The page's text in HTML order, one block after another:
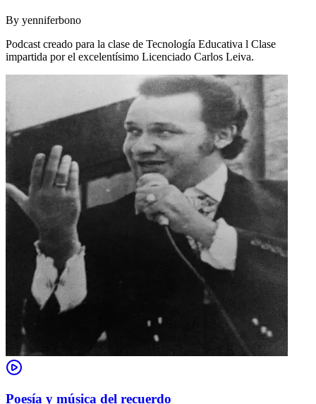
By yenniferbono
Podcast creado para la clase de Tecnología Educativa l Clase
impartida por el excelentísimo Licenciado Carlos Leiva.
Poesía y música del recuerdo